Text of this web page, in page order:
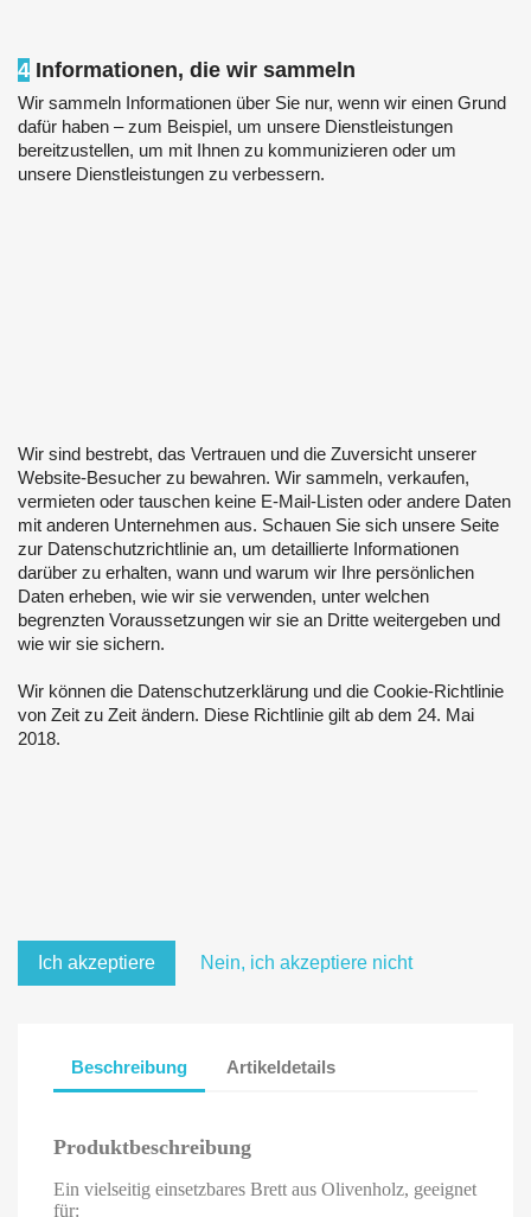
4 Informationen, die wir sammeln
Wir sammeln Informationen über Sie nur, wenn wir einen Grund
dafür haben – zum Beispiel, um unsere Dienstleistungen
bereitzustellen, um mit Ihnen zu kommunizieren oder um
unsere Dienstleistungen zu verbessern.
Wir sind bestrebt, das Vertrauen und die Zuversicht unserer
Website-Besucher zu bewahren. Wir sammeln, verkaufen,
vermieten oder tauschen keine E-Mail-Listen oder andere Daten
mit anderen Unternehmen aus. Schauen Sie sich unsere Seite
zur Datenschutzrichtlinie an, um detaillierte Informationen
darüber zu erhalten, wann und warum wir Ihre persönlichen
Daten erheben, wie wir sie verwenden, unter welchen
begrenzten Voraussetzungen wir sie an Dritte weitergeben und
wie wir sie sichern.
Wir können die Datenschutzerklärung und die Cookie-Richtlinie
von Zeit zu Zeit ändern. Diese Richtlinie gilt ab dem 24. Mai
2018.
Ich akzeptiere Nein, ich akzeptiere nicht
Beschreibung Artikeldetails
Produktbeschreibung
Ein vielseitig einsetzbares Brett aus Olivenholz, geeignet
für: